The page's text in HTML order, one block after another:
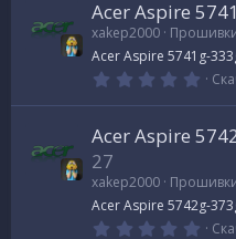
р
з
в
з
д
Acer Aspire
xakep2000
Acer Aspire 5741g-
0
0
0
з
з
д
Acer Aspire
27
xakep2000
Acer Aspire 5742g-
0